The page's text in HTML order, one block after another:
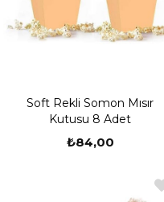
Soft Rekli Somon Mısır
Kutusu 8 Adet
₺84,00